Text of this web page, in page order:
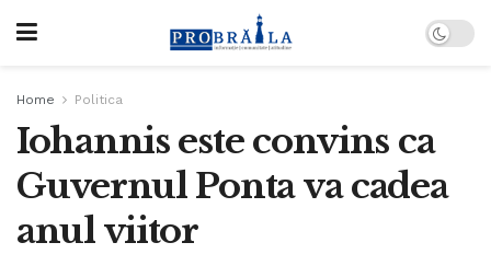
Home Politica
Iohannis este convins ca
Guvernul Ponta va cadea
anul viitor